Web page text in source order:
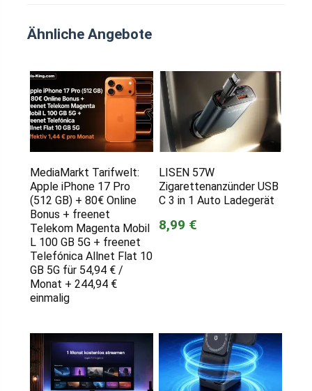
Ähnliche Angebote
MediaMarkt Tarifwelt:
Apple iPhone 17 Pro
(512 GB) + 80€ Online
Bonus + freenet
Telekom Magenta Mobil
L 100 GB 5G + freenet
Telefónica Allnet Flat 10
GB 5G für 54,94 € /
Monat + 244,94 €
einmalig
LISEN 57W
Zigarettenanzünder USB
C 3 in 1 Auto Ladegerät
8,99 €